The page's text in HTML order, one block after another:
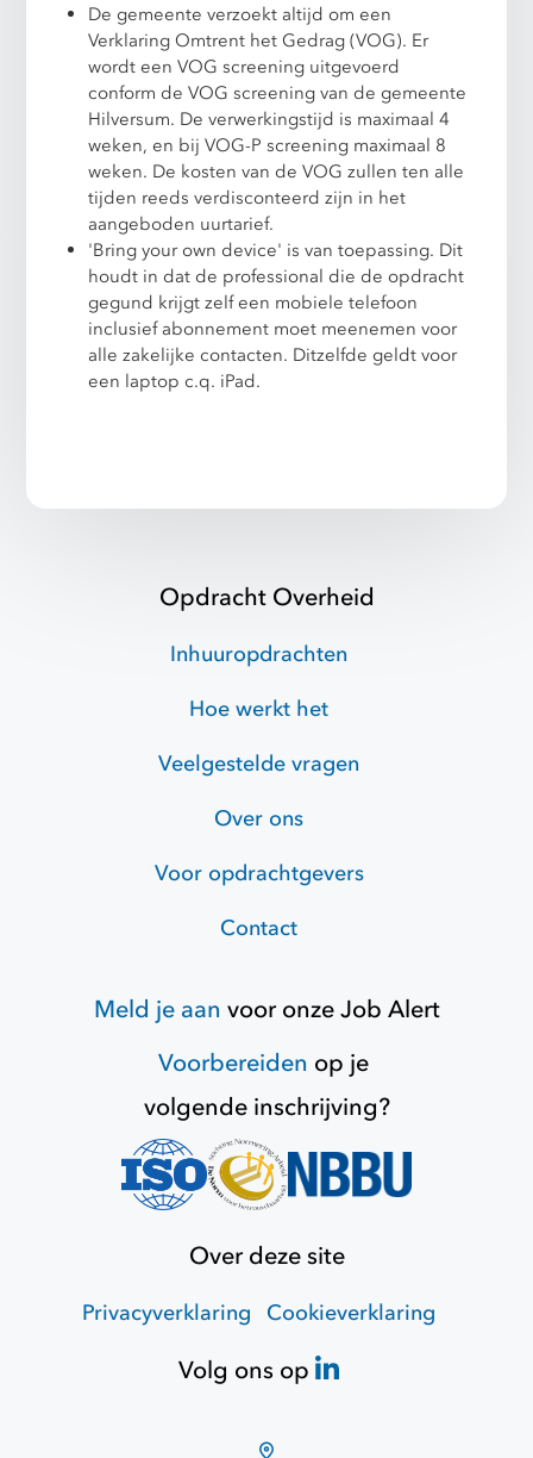
De gemeente verzoekt altijd om een
Verklaring Omtrent het Gedrag (VOG). Er
wordt een VOG screening uitgevoerd
conform de VOG screening van de gemeente
Hilversum. De verwerkingstijd is maximaal 4
weken, en bij VOG-P screening maximaal 8
weken. De kosten van de VOG zullen ten alle
tijden reeds verdisconteerd zijn in het
aangeboden uurtarief.
'Bring your own device' is van toepassing. Dit
houdt in dat de professional die de opdracht
gegund krijgt zelf een mobiele telefoon
inclusief abonnement moet meenemen voor
alle zakelijke contacten. Ditzelfde geldt voor
een laptop c.q. iPad.
Opdracht Overheid
Inhuuropdrachten
Hoe werkt het
Veelgestelde vragen
Over ons
Voor opdrachtgevers
Contact
Meld je aan voor onzeJob Alert
Voorbereiden op je
volgende inschrijving?
Over deze site
Privacyverklaring Cookieverklaring
Volg ons op